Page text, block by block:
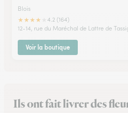
Blois
★★★★
4.2 (164)
12-14, rue du Maréchal de Lattre de
Voir la boutique
Ils ont fait livrer des